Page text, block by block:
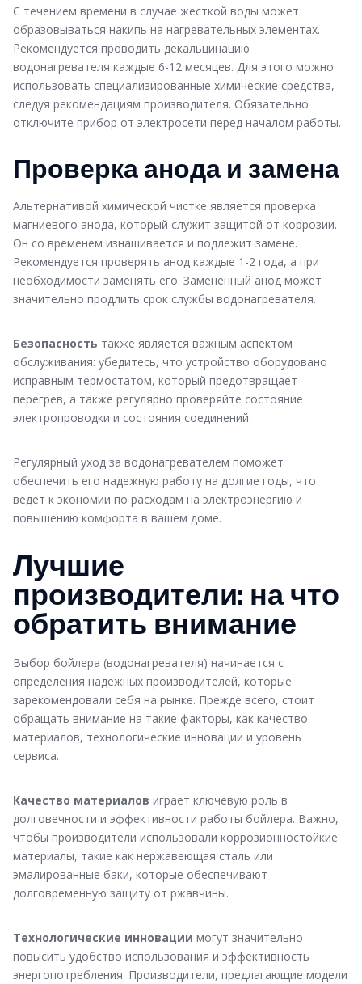
С течением времени в случае жесткой воды может
образовываться накипь на нагревательных элементах.
Рекомендуется проводить декальцинацию
водонагревателя каждые 6-12 месяцев. Для этого можно
использовать специализированные химические средства,
следуя рекомендациям производителя. Обязательно
отключите прибор от электросети перед началом работы.
Проверка анода и замена
Альтернативой химической чистке является проверка
магниевого анода, который служит защитой от коррозии.
Он со временем изнашивается и подлежит замене.
Рекомендуется проверять анод каждые 1-2 года, а при
необходимости заменять его. Замененный анод может
значительно продлить срок службы водонагревателя.
Безопасность также является важным аспектом
обслуживания: убедитесь, что устройство оборудовано
исправным термостатом, который предотвращает
перегрев, а также регулярно проверяйте состояние
электропроводки и состояния соединений.
Регулярный уход за водонагревателем поможет
обеспечить его надежную работу на долгие годы, что
ведет к экономии по расходам на электроэнергию и
повышению комфорта в вашем доме.
Лучшие
производители: на что
обратить внимание
Выбор бойлера (водонагревателя) начинается с
определения надежных производителей, которые
зарекомендовали себя на рынке. Прежде всего, стоит
обращать внимание на такие факторы, как качество
материалов, технологические инновации и уровень
сервиса.
Качество материалов играет ключевую роль в
долговечности и эффективности работы бойлера. Важно,
чтобы производители использовали коррозионностойкие
материалы, такие как нержавеющая сталь или
эмалированные баки, которые обеспечивают
долговременную защиту от ржавчины.
Технологические инновации могут значительно
повысить удобство использования и эффективность
энергопотребления. Производители, предлагающие модели